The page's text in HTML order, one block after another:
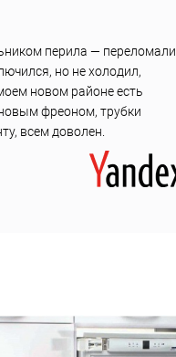
перила — переломали
но не холодил,
новом районе есть
фреоном, трубки
всем доволен.